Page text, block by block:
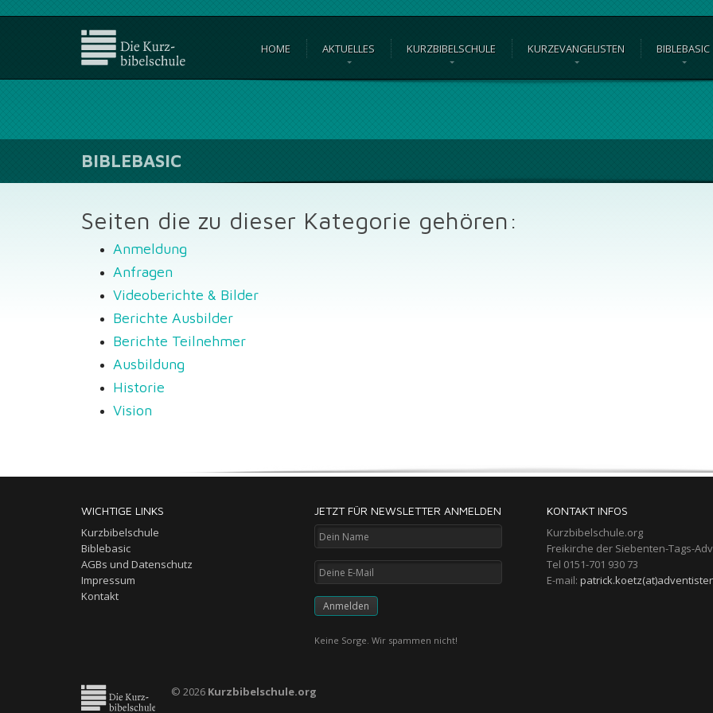
HOME AKTUELLES KURZBIBELSCHULE KURZEVANGELISTEN BIBLEBASIC
BIBLEBASIC
Seiten die zu dieser Kategorie gehören:
Anmeldung
Anfragen
Videoberichte & Bilder
Berichte Ausbilder
Berichte Teilnehmer
Ausbildung
Historie
Vision
WICHTIGE LINKS
Kurzbibelschule
Biblebasic
AGBs und Datenschutz
Impressum
Kontakt
JETZT FÜR NEWSLETTER ANMELDEN
Keine Sorge. Wir spammen nicht!
KONTAKT INFOS
Kurzbibelschule.org
Freikirche der Siebenten-Tags-
Tel 0151-701 930 73
E-mail:
© 2026 Kurzbibelschule.org